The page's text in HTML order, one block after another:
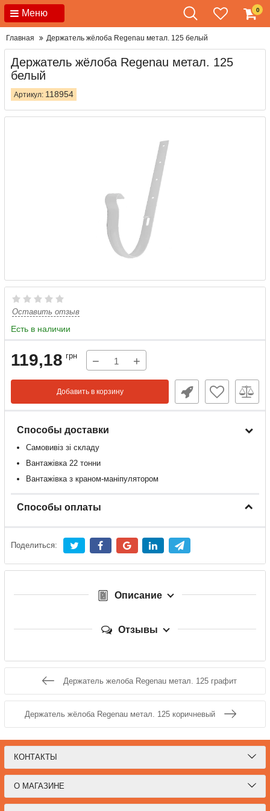
Меню 0
Главная Держатель жёлоба Regenau метал. 125 белый
Держатель жёлоба Regenau метал. 125
белый
Артикул: 118954
Оставить отзыв
Есть в наличии
119,18 грн − +
Добавить в корзину
Способы доставки
Самовивіз зі складу
Вантажівка 22 тонни
Вантажівка з краном-маніпулятором
Способы оплаты
Поделиться:
Описание
Отзывы
Держатель желоба Regenau метал. 125 графит
Держатель жёлоба Regenau метал. 125 коричневый
КОНТАКТЫ
О МАГАЗИНЕ